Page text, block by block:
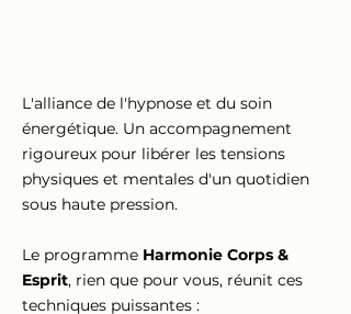
L'alliance de l'hypnose et du soin
énergétique. Un accompagnement
rigoureux pour libérer les tensions
physiques et mentales d'un quotidien
sous haute pression.
Le programme Harmonie Corps &
Esprit, rien que pour vous, réunit ces
techniques puissantes :